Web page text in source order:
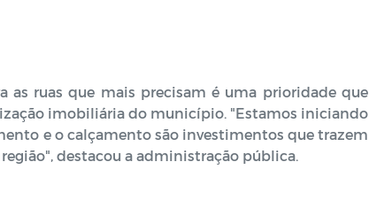
as ruas que mais precisam é uma prioridade que
imobiliária do município. "Estamos iniciando
e o calçamento são investimentos que trazem
destacou a administração pública.